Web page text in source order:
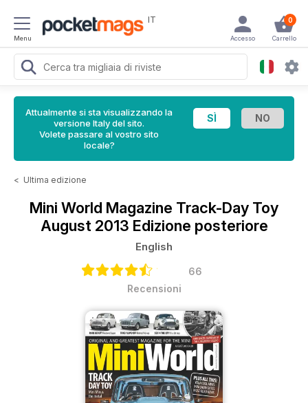
Menu
IT 0
Carrello
Accesso
Attualmente si sta visualizzando la
versione Italy del sito.
Volete passare al vostro sito
locale?
< Ultima edizione
Mini World Magazine Track-Day Toy
August 2013 Edizione posteriore
English
66
Recensioni